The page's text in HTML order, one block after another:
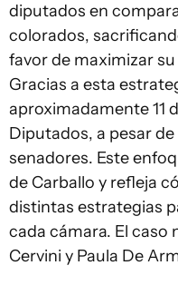
diputados en
colorados,
favor de maximizar
Gracias a esta
aproximadamente 11
Diputados, a pesar
senadores. Este
de Carballo y refleja
distintas estrategias
cada cámara. El caso
Cervini y Paula De